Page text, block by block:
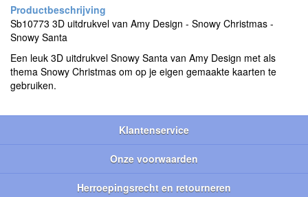
Sb10773 3D uitdrukvel van Amy Design - Snowy Christmas -
Snowy Santa
Een leuk 3D uitdrukvel Snowy Santa van Amy Design met als
thema Snowy Christmas om op je eigen gemaakte kaarten te
gebruiken.
Klantenservice
Onze voorwaarden
Herroepingsrecht en retourneren